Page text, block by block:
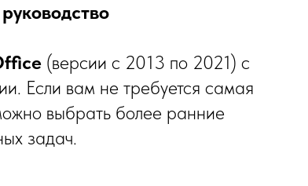
(версии с 2013 по 2021) с
Если вам не требуется самая
выбрать более ранние
задач.